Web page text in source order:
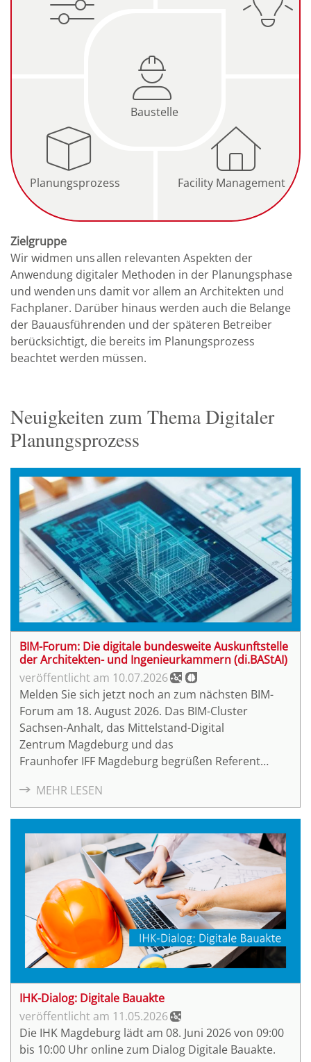
Planungsprozess Facility Management
Baustelle
Zielgruppe
Wir widmen uns allen relevanten Aspekten der
Anwendung digitaler Methoden in der Planungsphase
und wenden uns damit vor allem an Architekten und
Fachplaner. Darüber hinaus werden auch die Belange
der Bauausführenden und der späteren Betreiber
berücksichtigt, die bereits im Planungsprozess
beachtet werden müssen.
Neuigkeiten zum Thema Digitaler
Planungsprozess
BIM-Forum: Die digitale bundesweite Auskunftstelle
der Architekten- und Ingenieurkammern (di.BAStAI)
10.07.2026
Melden Sie sich jetzt noch an zum nächsten BIM-
Forum am 18. August 2026. Das BIM-Cluster
Sachsen-Anhalt, das Mittelstand-Digital
Zentrum Magdeburg und das
Fraunhofer IFF Magdeburg begrüßen Referent
Geschäftsführer di.BAStAI und
Hauptgeschäftsführer der Ingenieurekammer-Bau
MEHR LESEN
IHK-Dialog: Digitale Bauakte
11.05.2026
Die IHK Magdeburg lädt am 08. Juni 2026 von 09:00
bis 10:00 Uhr online zum Dialog Digitale Bauakte.